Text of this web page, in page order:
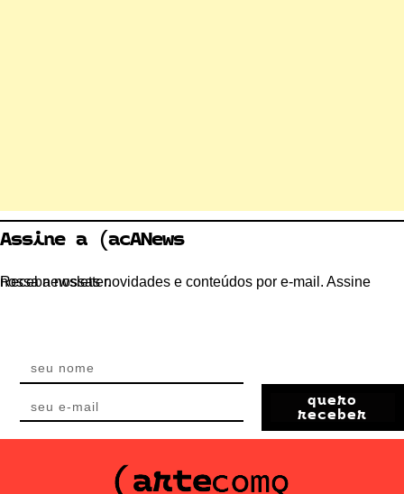
Assine a (acANews
Receba nossas novidades e conteúdos por e-mail. Assine nossa newsletter.
quero
receber